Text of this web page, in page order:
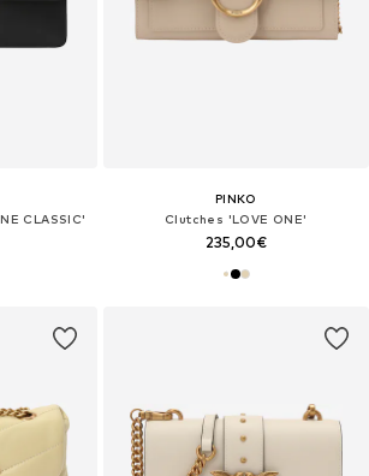
CLASSIC'
PINKO
Clutches 'LOVE ONE'
235,00€